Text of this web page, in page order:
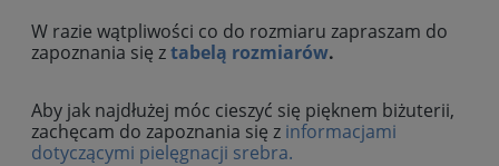
W razie wątpliwości co do rozmiaru zapraszam do
zapoznania się ztabelą rozmiarów.
Aby jak najdłużej móc cieszyć się pięknem biżuterii,
zachęcam do zapoznania się z informacjami
dotyczącymi pielęgnacji srebra.